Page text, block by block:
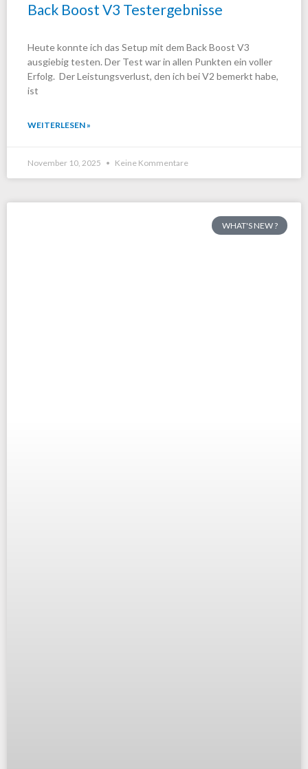
Back Boost V3 Testergebnisse
Heute konnte ich das Setup mit dem Back Boost V3
ausgiebig testen. Der Test war in allen Punkten ein voller
Erfolg. Der Leistungsverlust, den ich bei V2 bemerkt habe,
ist
WEITERLESEN »
November 10, 2025 Keine Kommentare
WHAT'S NEW ?